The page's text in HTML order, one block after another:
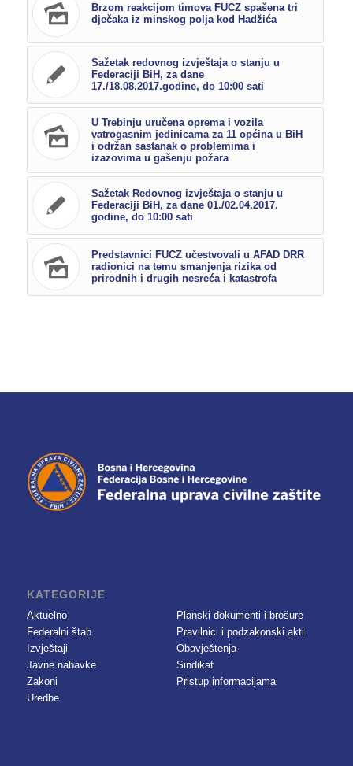
Brzom reakcijom timova FUCZ spašena tri
dječaka iz minskog polja kod Hadžića
Sažetak redovnog izvještaja o stanju u
Federaciji BiH, za dane
17./18.08.2017.godine, do 10:00 sati
U Trebinju uručena oprema i vozila
vatrogasnim jedinicama za 11 općina u BiH
i održan sastanak o problemima i
izazovima u gašenju požara
Sažetak Redovnog izvještaja o stanju u
Federaciji BiH, za dane 01./02.04.2017.
godine, do 10:00 sati
Predstavnici FUCZ učestvovali u AFAD DRR
radionici na temu smanjenja rizika od
prirodnih i drugih nesreća i katastrofa
KATEGORIJE
Aktuelno
Federalni štab
Izvještaji
Javne nabavke
Zakoni
Uredbe
Planski dokumenti i brošure
Pravilnici i podzakonski akti
Obavještenja
Sindikat
Pristup informacijama